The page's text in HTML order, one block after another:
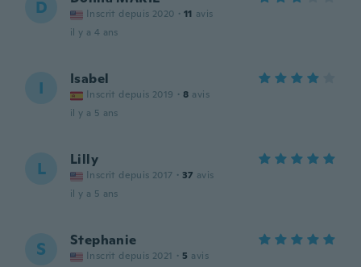
D Inscrit depuis 2020 · 11 avis
il y a 4 ans
I Isabel
Inscrit depuis 2019 · 8 avis
il y a 5 ans
L Lilly
Inscrit depuis 2017 · 37 avis
il y a 5 ans
S Stephanie
Inscrit depuis 2021 · 5 avis